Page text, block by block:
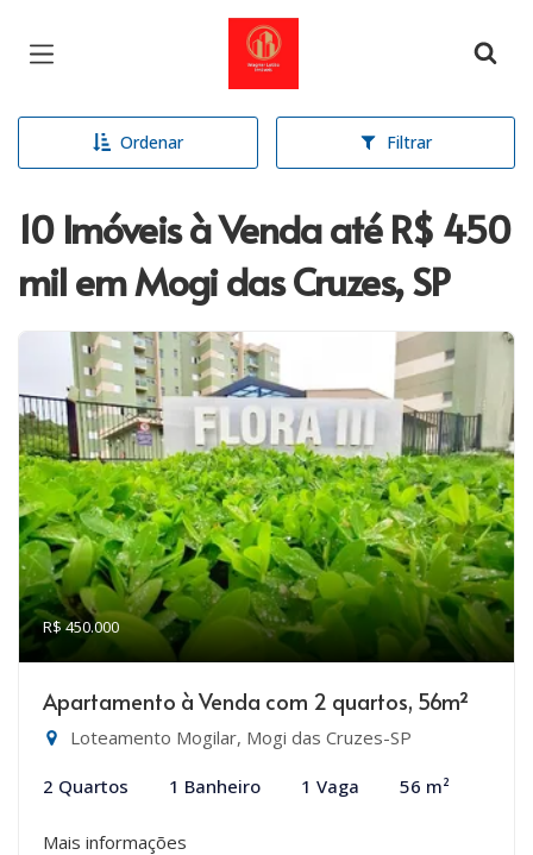
Página inicial
Ordenar Filtrar
10 Imóveis à Venda até R$ 450
mil em Mogi das Cruzes, SP
R$ 450.000
Apartamento à Venda com 2 quartos, 56m²
Loteamento Mogilar, Mogi das Cruzes-SP
2 Quartos 1 Banheiro 1 Vaga 56 m²
Mais informações